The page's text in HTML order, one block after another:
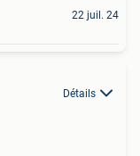
22 juil. 24
Détails